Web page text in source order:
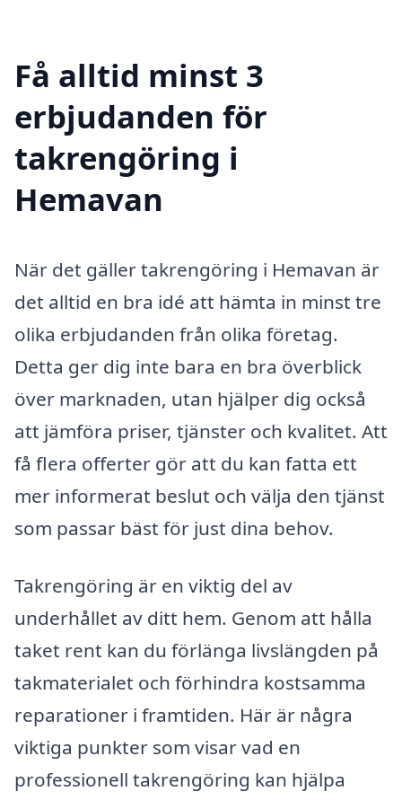
Få alltid minst 3
erbjudanden för
takrengöring i
Hemavan
När det gäller takrengöring i Hemavan är
det alltid en bra idé att hämta in minst tre
olika erbjudanden från olika företag.
Detta ger dig inte bara en bra överblick
över marknaden, utan hjälper dig också
att jämföra priser, tjänster och kvalitet. Att
få flera offerter gör att du kan fatta ett
mer informerat beslut och välja den tjänst
som passar bäst för just dina behov.
Takrengöring är en viktig del av
underhållet av ditt hem. Genom att hålla
taket rent kan du förlänga livslängden på
takmaterialet och förhindra kostsamma
reparationer i framtiden. Här är några
viktiga punkter som visar vad en
professionell takrengöring kan hjälpa